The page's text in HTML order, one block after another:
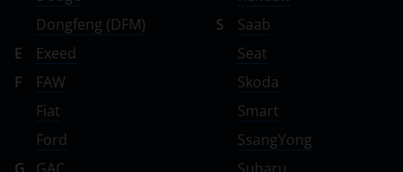
Dongfeng (DFM)
E
Exeed
F
FAW
Fiat
Ford
S
Saab
Seat
Skoda
Smart
SsangYong